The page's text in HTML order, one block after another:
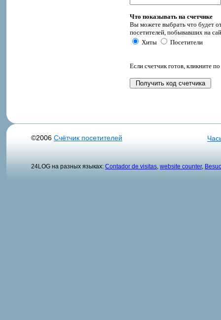
Что показывать на счетчике
Вы можете выбрать что будет
посетителей, побывавших на
Хиты
Посетители
Если счетчик готов, кликните
©2006 Счётчик посетителей
24LOG на разных языках: Contador de visitas website counter,